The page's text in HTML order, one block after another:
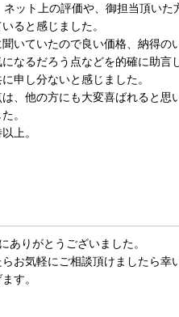
ット上の評価や、御担当頂いた
ると感じました。
いていたので良い価格、納得の
なるだろう点などを的確に助言
申し分ないと感じました。
、他の方にも大変喜ばれると思
。
上。
ありがとうございました。
お気軽にご相談頂けましたら幸
す。